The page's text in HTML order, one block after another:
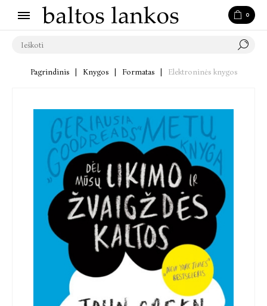
0
Pagrindinis Knygos Formatas Elektroninės knygos